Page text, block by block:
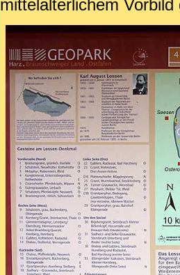
mittelalterlichem Vorbild